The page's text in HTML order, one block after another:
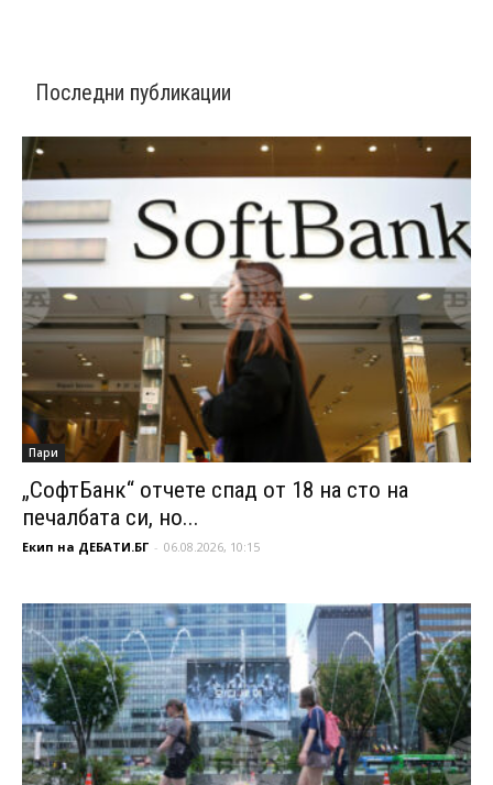
Последни публикации
Пари
„СофтБанк“ отчете спад от 18 на сто на
печалбата си, но...
Екип на ДЕБАТИ.БГ - 06.08.2026, 10:15